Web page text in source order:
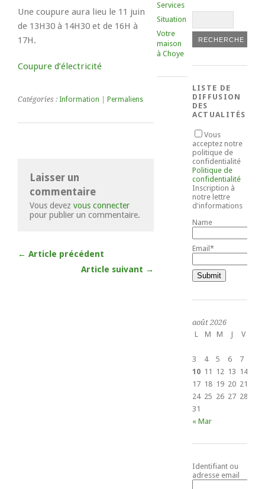
Une coupure aura lieu le 11 juin
de 13H30 à 14H30 et de 16H à
17H.
Coupure d’électricité
Catégories : Information Permaliens
Laisser un
commentaire
Vous devez vous connecter
pour publier un commentaire.
← Article précédent
Article suivant →
Services
Situation
Votre
maison
à Choye
LISTE DE
DIFFUSION
DES
ACTUALITÉS
Vous
acceptez notre
politique de
confidentialité
Politique de
confidentialité
Inscription à
notre lettre
d'informations
Name
Email*
août 2026
L
M M J V
3
4 5 6 7
10 11 12 13 14
17 18 19 20 21
24 25 26 27 28
31
« Mar
Identifiant ou
adresse email